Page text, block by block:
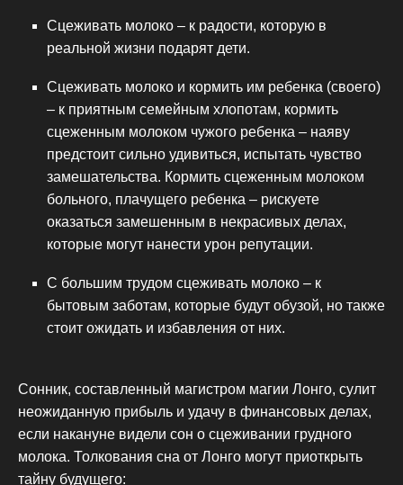
Сцеживать молоко – к радости, которую в
реальной жизни подарят дети.
Сцеживать молоко и кормить им ребенка (своего)
– к приятным семейным хлопотам, кормить
сцеженным молоком чужого ребенка – наяву
предстоит сильно удивиться, испытать чувство
замешательства. Кормить сцеженным молоком
больного, плачущего ребенка – рискуете
оказаться замешенным в некрасивых делах,
которые могут нанести урон репутации.
С большим трудом сцеживать молоко – к
бытовым заботам, которые будут обузой, но также
стоит ожидать и избавления от них.
Сонник, составленный магистром магии Лонго, сулит
неожиданную прибыль и удачу в финансовых делах,
если накануне видели сон о сцеживании грудного
молока. Толкования сна от Лонго могут приоткрыть
тайну будущего: